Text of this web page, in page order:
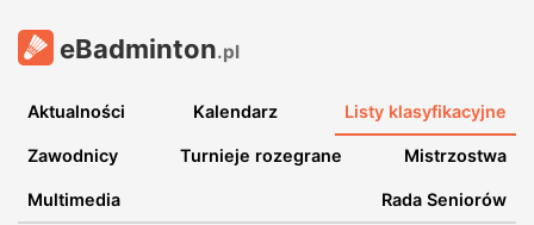
eBadminton.pl
Aktualności Kalendarz Listy klasyfikacyjne
Zawodnicy Turnieje rozegrane Mistrzostwa
Multimedia Rada Seniorów